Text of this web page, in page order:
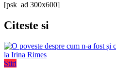
[psk_ad 300x600]
Citeste si
Stiri